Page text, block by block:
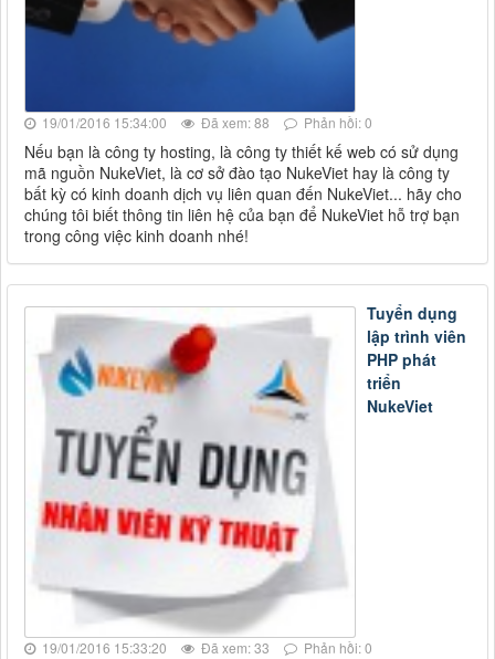
19/01/2016 15:34:00 Đã xem: 88 Phản hồi: 0
Nếu bạn là công ty hosting, là công ty thiết kế web có sử dụng
mã nguồn NukeViet, là cơ sở đào tạo NukeViet hay là công ty
bất kỳ có kinh doanh dịch vụ liên quan đến NukeViet... hãy cho
chúng tôi biết thông tin liên hệ của bạn để NukeViet hỗ trợ bạn
trong công việc kinh doanh nhé!
Tuyển dụng
lập trình viên
PHP phát
triển
NukeViet
19/01/2016 15:33:20 Đã xem: 33 Phản hồi: 0